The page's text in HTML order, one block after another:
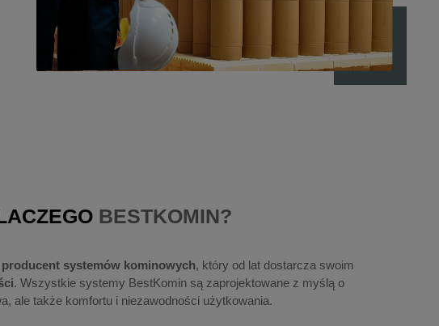
BESTKOMIN?
systemów kominowych, który od lat dostarcza swoim
. Wszystkie systemy BestKomin są zaprojektowane z myślą o
ale także komfortu i niezawodności użytkowania.